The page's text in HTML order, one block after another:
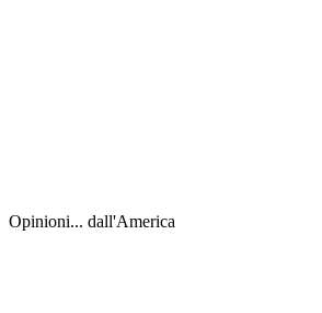
Opinioni... dall'America